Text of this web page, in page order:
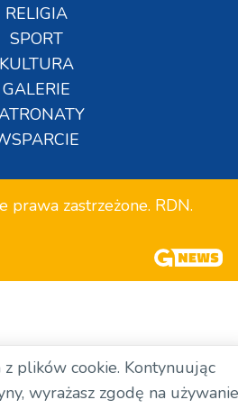
RELIGIA
SPORT
KULTURA
GALERIE
zastrzeżone. RDN.
z plików cookie. Kontynuując
wyrażasz zgodę na używanie